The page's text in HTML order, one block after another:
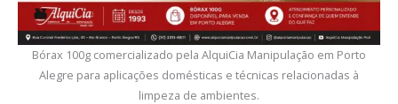
Bórax 100g comercializado pela AlquiCia Manipulação em Porto
Alegre para aplicações domésticas e técnicas relacionadas à
limpeza de ambientes.